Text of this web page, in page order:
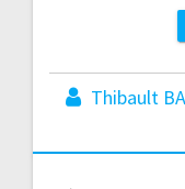
Thibault